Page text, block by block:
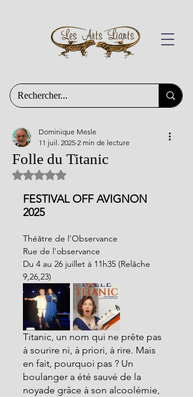
Folle du Titanic
Dominique Mesle
11 juil. 2025 2 min de lecture
Noté NaN étoiles sur 5.
FESTIVAL OFF AVIGNON
2025
Théâtre de l'Observance
Rue de l'observance
Du 4 au 26 juillet à 11h35 (Relâche
9,26,23)
Titanic, un nom qui ne prête pas
à sourire ni, à priori, à rire. Mais
en fait, pourquoi pas ? Un
boulanger a été sauvé de la
noyade grâce à son alcoolémie,